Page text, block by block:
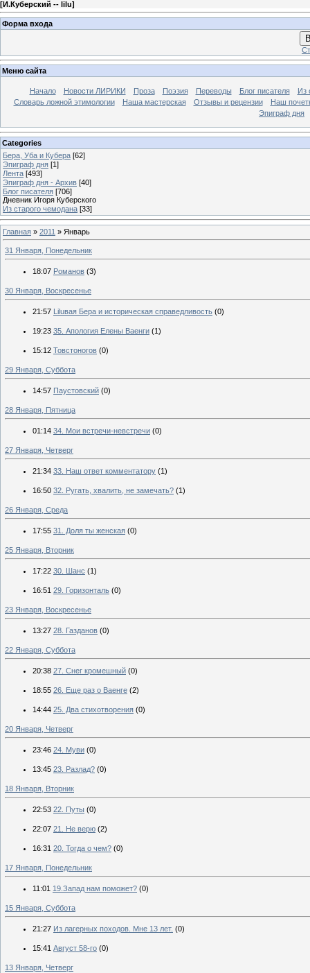
[И.Куберский -- lilu]
Форма входа
Меню сайта
Начало Новости ЛИРИКИ Проза Поэзия Переводы Блог писателя
Из
Словарь ложной этимологии
Наша мастерская Отзывы и рецензии
Наш
Эпиграф дня
Categories
Бера, Уба и Кубера [62]
Эпиграф дня [1]
Лента [493]
Эпиграф дня - Архив [40]
Блог писателя [706]
Дневник Игоря Куберского
Из старого чемодана [33]
Главная » 2011 » Январь
31 Января, Понедельник
18:07 Романов (3)
30 Января, Воскресенье
21:57 Liluвая Бера и историческая справедливость (0)
19:23 35. Апология Елены Ваенги (1)
15:12 Товстоногов (0)
29 Января, Суббота
14:57 Паустовский (0)
28 Января, Пятница
01:14 34. Мои встречи-невстречи (0)
27 Января, Четверг
21:34 33. Наш ответ комментатору (1)
16:50 32. Ругать, хвалить, не замечать? (1)
26 Января, Среда
17:55 31. Доля ты женская (0)
25 Января, Вторник
17:22 30. Шанс (1)
16:51 29. Горизонталь (0)
23 Января, Воскресенье
13:27 28. Газданов (0)
22 Января, Суббота
20:38 27. Снег кромешный (0)
18:55 26. Еще раз о Ваенге (2)
14:44 25. Два стихотворения (0)
20 Января, Четверг
23:46 24. Муви (0)
13:45 23. Разлад? (0)
18 Января, Вторник
22:53 22. Путы (0)
22:07 21. Не верю (2)
16:31 20. Тогда о чем? (0)
17 Января, Понедельник
11:01 19.Запад нам поможет? (0)
15 Января, Суббота
21:27 Из лагерных походов. Мне 13 лет. (0)
15:41 Август 58-го (0)
13 Января, Четверг